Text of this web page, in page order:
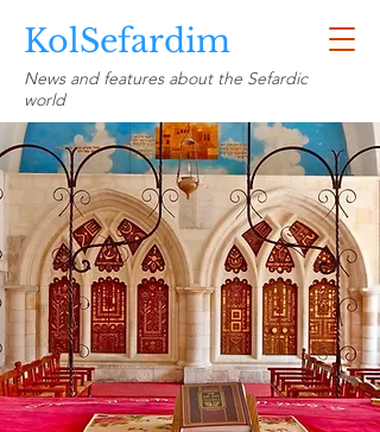
KolSefardim
News and features about the Sefardic
world